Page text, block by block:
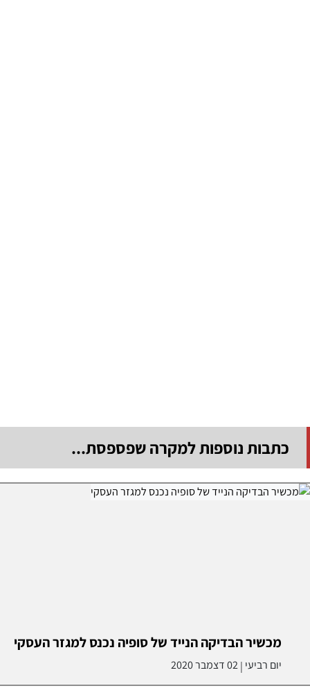
כתבות נוספות למקרה שפספסת...
מכשיר הבדיקה הנייד של סופיה נכנס למגזר העסקי
יום רביעי |02 דצמבר 2020